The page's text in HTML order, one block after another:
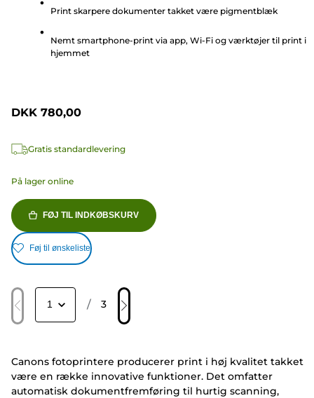
anmeldelser
Print skarpere dokumenter takket være pigmentblæk
Nemt smartphone-print via app, Wi-Fi og værktøjer til print i
hjemmet
DKK 780,00
Gratis standardlevering
På lager online
FØJ TIL INDKØBSKURV
Føj til ønskeliste
/ 3
Canons fotoprintere producerer print i høj kvalitet takket
være en række innovative funktioner. Det omfatter
automatisk dokumentfremføring til hurtig scanning,